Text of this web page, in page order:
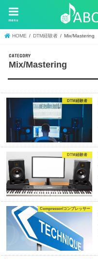
menu
HOME DTM経験者 Mix/Mastering
Mix/Mastering
DTM経験者
DTM経験者
Compressor/コンプレッサー